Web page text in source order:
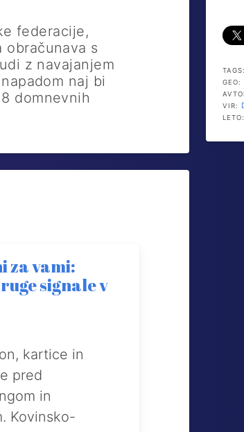
federacije,
obračunava­ s
z navajanjem
naj bi
domnevnih
za vami:
signale v
kartice in
pred
in
Kovinsko-
TAGS:
GEO:
VIR:
LETO: